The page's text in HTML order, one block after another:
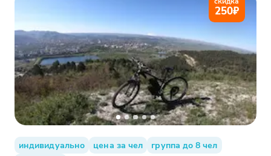
250₽
индивидуально цена за чел
группа до 8 чел